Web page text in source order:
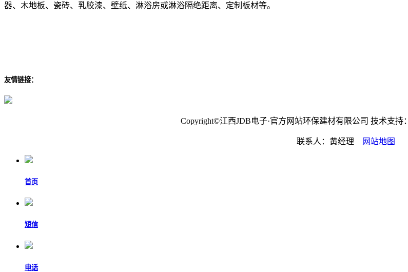
器、木地板、瓷砖、乳胶漆、壁纸、淋浴房或淋浴隔绝距离、定制板材等。
友情链接：
Copyright©江西JDB电子·官方网站环保建材有限公司 技术支持：
联系人：黄经理 网站地图
首页
短信
电话